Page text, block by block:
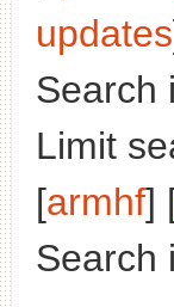
updates
Search
Limit
[armhf]
Search